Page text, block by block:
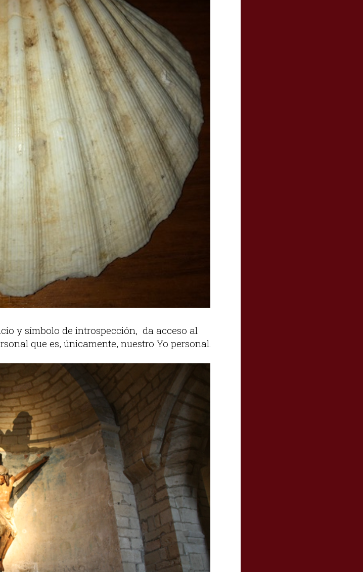
y símbolo de introspección, da acceso al
que es, únicamente, nuestro Yo personal.